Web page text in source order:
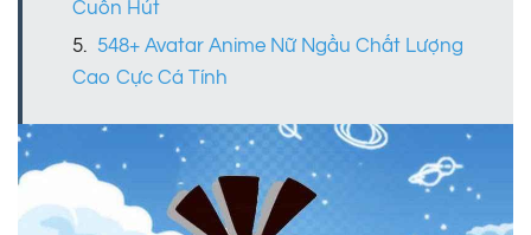
Cuốn Hút
548+ Avatar Anime Nữ Ngầu Chất Lượng
Cao Cực Cá Tính